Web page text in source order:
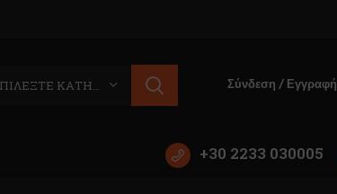
Σύνδεση / Εγγραφή
+30 2233 030005